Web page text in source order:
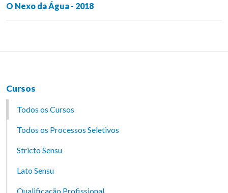
O Nexo da Água - 2018
Cursos
Todos os Cursos
Todos os Processos Seletivos
Stricto Sensu
Lato Sensu
Qualificação Profissional